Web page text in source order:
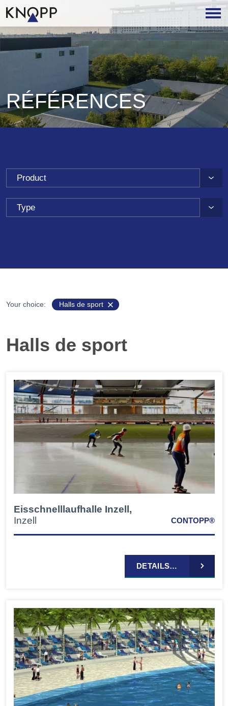
RÉFÉRENCES
Product
Type
Your choice: Halls de sport
Halls de sport
Eisschnelllaufhalle Inzell,
Inzell
CONTOPP®
DETAILS…